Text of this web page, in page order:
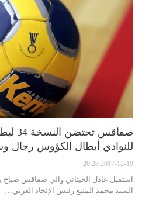
للنوادي أبطال الكؤوس رجال
2017-12-19 20:28
السيد محمد المنيع رئيس الإتحاد العربي…